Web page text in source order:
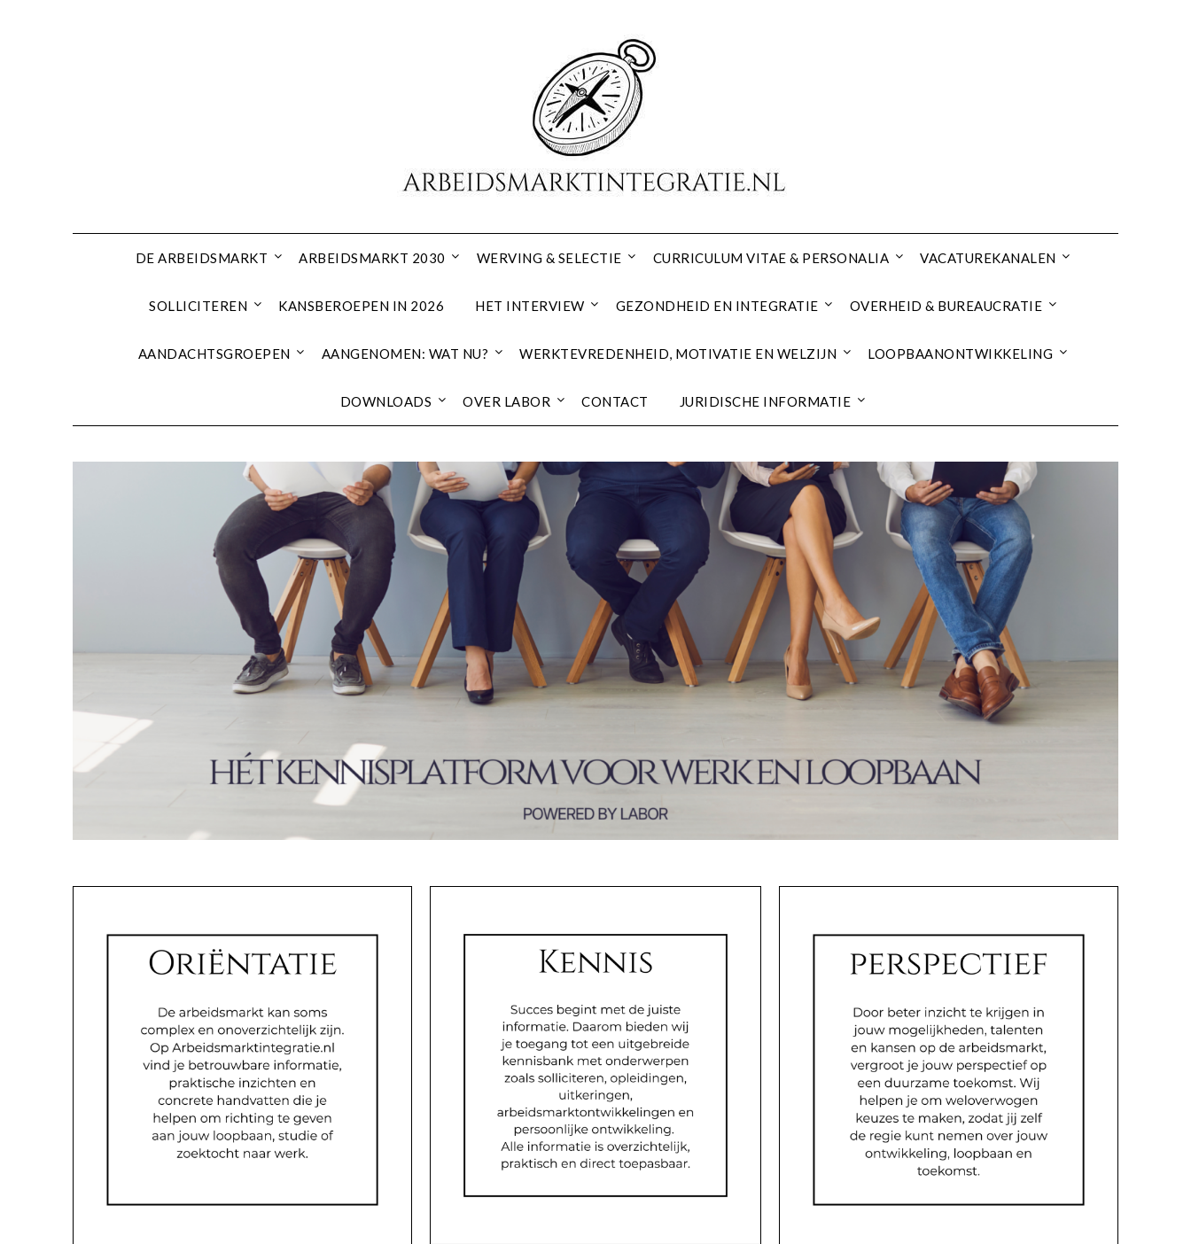
DE ARBEIDSMARKT ARBEIDSMARKT 2030 WERVING & SELECTIE CURRICULUM VITAE & PERSONALIA VACATUREKANALEN
SOLLICITEREN KANSBEROEPEN IN 2026 HET INTERVIEW GEZONDHEID EN INTEGRATIE OVERHEID & BUREAUCRATIE
AANDACHTSGROEPEN AANGENOMEN: WAT NU? WERKTEVREDENHEID, MOTIVATIE EN WELZIJN LOOPBAANONTWIKKELING
DOWNLOADS OVER LABOR CONTACT JURIDISCHE INFORMATIE